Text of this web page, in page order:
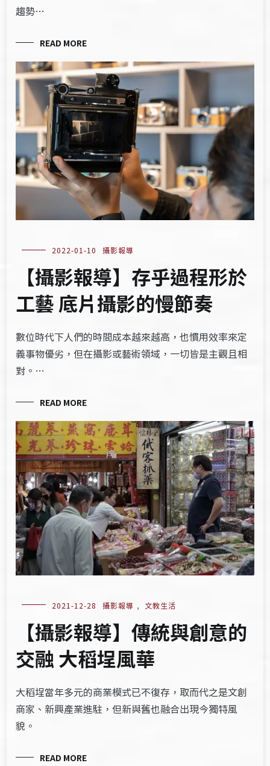
趨勢…
READ MORE
2022-01-10 攝影報導
【攝影報導】存乎過程形於
工藝 底片攝影的慢節奏
數位時代下人們的時間成本越來越高，也慣用效率來定
義事物優劣，但在攝影或藝術領域，一切皆是主觀且相
對。…
READ MORE
2021-12-28 攝影報導 , 文教生活
【攝影報導】傳統與創意的
交融 大稻埕風華
大稻埕當年多元的商業模式已不復存，取而代之是文創
商家、新興產業進駐，但新與舊也融合出現今獨特風
貌。
READ MORE